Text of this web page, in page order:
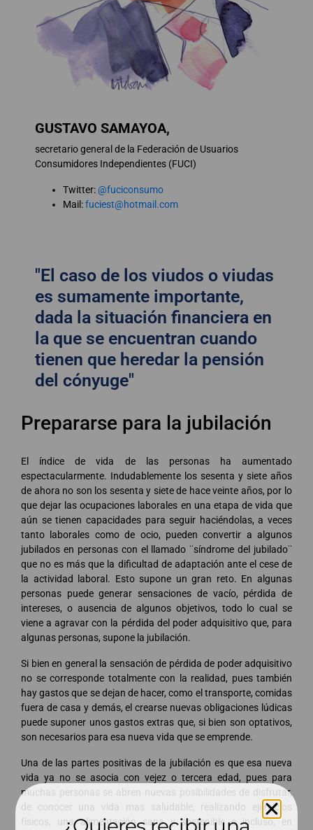
GUSTAVO SAMAYOA,
secretario general de la Federación de Usuarios
Consumidores Independientes (FUCI)
Twitter:@fuciconsumo
Mail:fuciest@hotmail.com
"El caso de los viudos o viudas
es sumamente importante,
dada la situación financiera en
la que se encuentran cuando
tienen que heredar la pensión
del cónyuge"
Prepararse para la jubilación
El índice de vida de las personas ha aumentado
espectacularmente. Indudablemente los sesenta y siete años
de ahora no son los sesenta y siete de hace veinte años, por lo
que dejar las ocupaciones laborales en una etapa de vida que
aún se tienen capacidades para seguir haciéndolas, a veces
tanto laborales como de ocio, pueden convertir a algunos
jubilados en personas con el llamado ¨síndrome del jubilado¨
que no es más que la dificultad de adaptación ante el cese de
la actividad laboral. Esto supone un gran reto. En algunas
personas puede generar sensaciones de vacío, pérdida de
intereses, o ausencia de algunos objetivos, todo lo cual se
viene a agravar con la pérdida del poder adquisitivo que, para
algunas personas, supone la jubilación.
Si bien en general la sensación de pérdida de poder adquisitivo
no se corresponde totalmente con la realidad, pues también
hay gastos que se dejan de hacer, como el transporte, comidas
fuera de casa y demás, el crearse nuevas obligaciones lúdicas
puede suponer unos gastos extras que, si bien son optativos,
son necesarios para esa nueva vida que se emprende.
Una de las partes positivas de la jubilación es que esa nueva
vida ya no se asocia con vejez o tercera edad, pues para
muchas personas se abren nuevas posibilidades de disfrutar,
de conocer una vida mas saludable, realizando ejercicios
físicos, una alimentación sana y sostenible e incluso, en